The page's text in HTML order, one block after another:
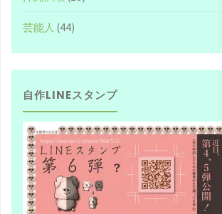
芸能人 (44)
自作LINEスタンプ